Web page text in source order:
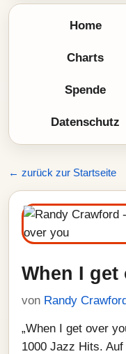
Home
Charts
Spende
Datenschutz
← zurück zur Startseite
When I get
von Randy
„When I get over
1000 Jazz Hits.